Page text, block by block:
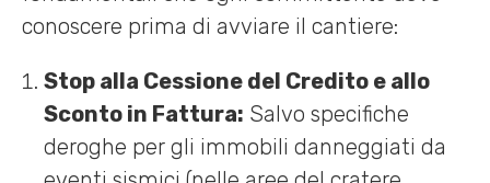
conoscere prima di avviare il cantiere:
Stop alla Cessione del Credito e allo
Sconto in Fattura: Salvo specifiche
deroghe per gli immobili danneggiati da